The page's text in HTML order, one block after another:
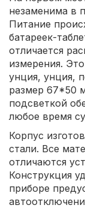
незаменима в
Питание
батареек-
отличается
измерения.
унция, унция,
размер 67*50
подсветкой
любое время
Корпус
стали. Все
отличаются
Конструкция
приборе